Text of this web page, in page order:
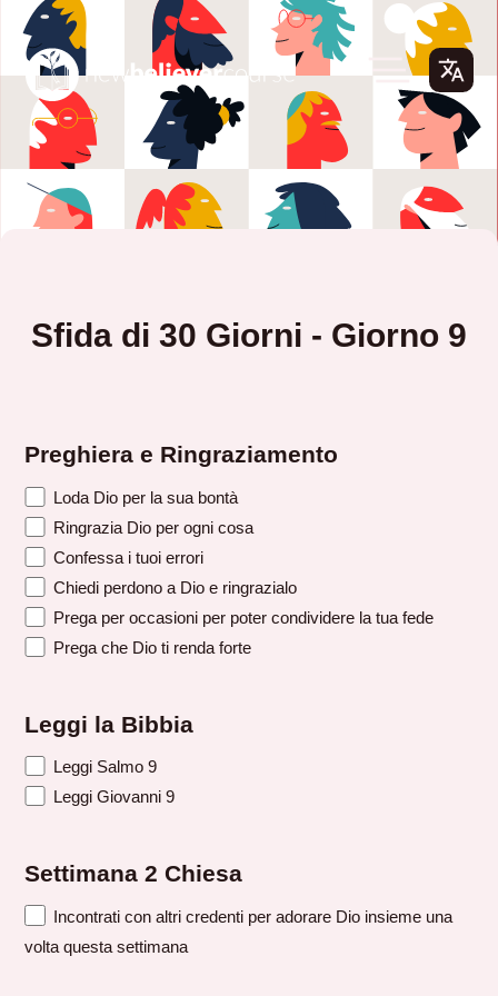
Sfida di 30 Giorni - Giorno 9
Preghiera e Ringraziamento
Loda Dio per la sua bontà
Ringrazia Dio per ogni cosa
Confessa i tuoi errori
Chiedi perdono a Dio e ringrazialo
Prega per occasioni per poter condividere la tua fede
Prega che Dio ti renda forte
Leggi la Bibbia
Leggi Salmo 9
Leggi Giovanni 9
Settimana 2 Chiesa
Incontrati con altri credenti per adorare Dio insieme una
volta questa settimana